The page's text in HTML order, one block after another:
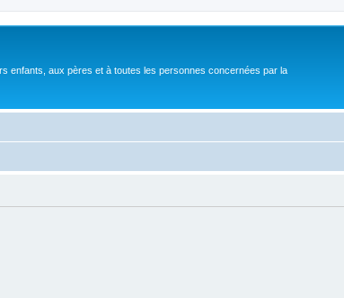
enfants, aux pères et à toutes les personnes concernées par la